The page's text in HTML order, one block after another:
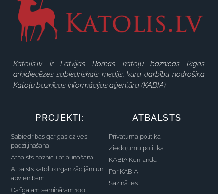
Katolis.lv ir Latvijas Romas katoļu baznīcas Rīgas
arhidiecēzes sabiedriskais medijs, kura darbību nodrošina
Katoļu baznīcas informācijas aģentūra (KABIA).
PROJEKTI:
Sabiedrības garīgās dzīves
padziļināšana
Atbalsts baznīcu atjaunošanai
Atbalsts katoļu organizācijām un
apvienībām
Garīgajam semināram 100
ATBALSTS:
Privātuma politika
Ziedojumu politika
KABIA Komanda
Par KABIA
Sazināties